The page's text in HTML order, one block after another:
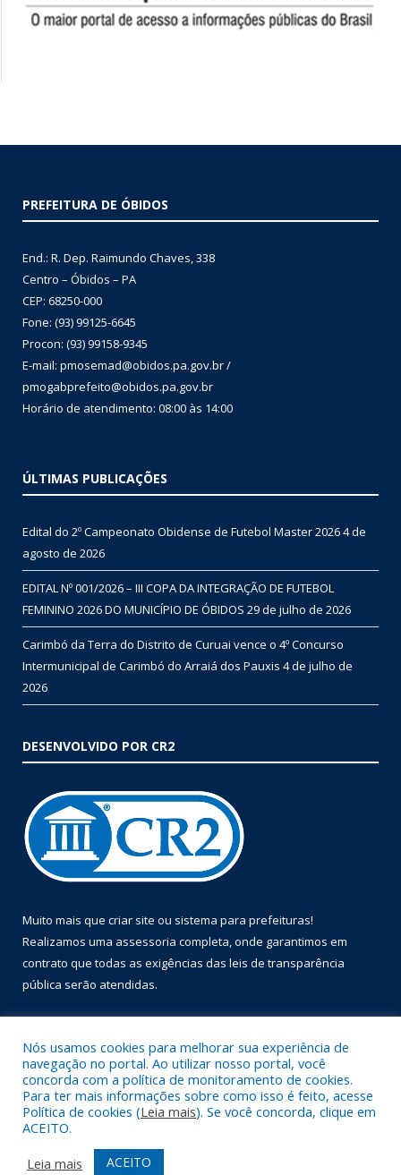
PREFEITURA DE ÓBIDOS
End.: R. Dep. Raimundo Chaves, 338
Centro – Óbidos – PA
CEP: 68250-000
Fone: (93) 99125-6645
Procon: (93) 99158-9345
E-mail: pmosemad@obidos.pa.gov.br /
pmogabprefeito@obidos.pa.gov.br
Horário de atendimento: 08:00 às 14:00
ÚLTIMAS PUBLICAÇÕES
Edital do 2º Campeonato Obidense de Futebol Master 20264 de
agosto de 2026
EDITAL Nº 001/2026 – III COPA DA INTEGRAÇÃO DE FUTEBOL
FEMININO 2026 DO MUNICÍPIO DE ÓBIDOS 29 de julho de 2026
Carimbó da Terra do Distrito de Curuai vence o 4º Concurso
Intermunicipal de Carimbó do Arraiá dos Pauxis 4 de julho de
2026
DESENVOLVIDO POR CR2
Muito mais que criar site ou sistema para prefeituras!
Realizamos uma assessoria completa, onde garantimos em
contrato que todas as exigências das leis de transparência
pública serão atendidas.
Todos os direitos reservados a Prefeitura Municipal de Óbidos.
Mapa do Site
Acessar Área Administrativa
Nós usamos cookies para melhorar sua experiência de
navegação no portal. Ao utilizar nosso portal, você
concorda com a política de monitoramento de cookies.
Para ter mais informações sobre como isso é feito, acesse
Política de cookies (Leia mais). Se você concorda, clique em
ACEITO.
Leia mais
ACEITO